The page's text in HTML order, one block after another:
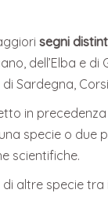
segni
dell’Elba e
Sardegna,
in
specie o due
scientifiche.
altre specie